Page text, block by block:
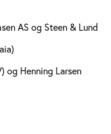
AS og Steen & Lund
og Henning Larsen